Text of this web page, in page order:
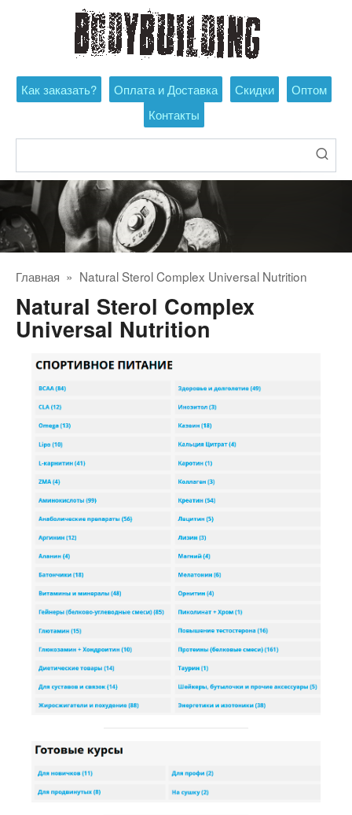
Как заказать? Оплата и Доставка Скидки
Оптом
Контакты
Главная » Natural Sterol Complex Universal Nutrition
Natural Sterol Complex
Universal Nutrition